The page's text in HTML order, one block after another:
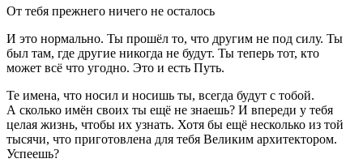
От тебя прежнего ничего не осталось
И это нормально. Ты прошёл то, что другим не под силу. Ты
был там, где другие никогда не будут. Ты теперь тот, кто
может всё что угодно. Это и есть Путь.
Те имена, что носил и носишь ты, всегда будут с тобой.
А сколько имён своих ты ещё не знаешь? И впереди у тебя
целая жизнь, чтобы их узнать. Хотя бы ещё несколько из той
тысячи, что приготовлена для тебя Великим архитектором.
Успеешь?